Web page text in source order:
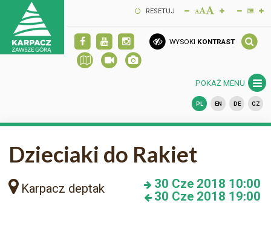
RESETUJ
WYSOKI KONTRAST
POKAŻ MENU
PL EN DE CZ
Dzieciaki do Rakiet
Karpacz deptak 30 Cze 2018 10:00
30 Cze 2018 19:00